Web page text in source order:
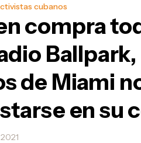
cubanos
compra
Ballpark,
de Miami
en su